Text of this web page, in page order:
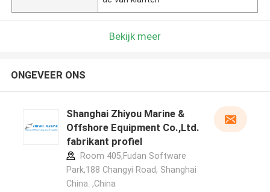
Bekijk meer
ONGEVEER ONS
Shanghai Zhiyou Marine &
Offshore Equipment Co.,Ltd.
fabrikant profiel
Room 405,Fudan Software
Park,188 Changyi Road, Shanghai
China. ,China